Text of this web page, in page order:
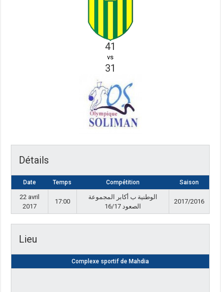
41
vs
31
Détails
Date Temps Compétition Saison
22 avril
2017
17:00
الوطنية ب أكابر المجموعة
الصعود 16/17
2017/2016
Lieu
Complexe sportif de Mahdia